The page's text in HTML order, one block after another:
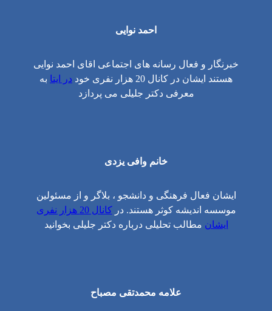
احمد نوایی
خبرنگار و فعال رسانه های اجتماعی اقای احمد نوایی
هستند ایشان در کانال 20 هزار نفری خود
در ایتا به
معرفی دکتر جلیلی می پردازد
خانم وافی یزدی
ایشان فعال فرهنگی و دانشجو ، بلاگر و از مسئولین
موسسه اندیشه کوثر هستند. در
کانال 20 هزار نفری
ایشان مطالب تحلیلی درباره دکتر جلیلی بخوانید
علامه محمدتقی مصباح